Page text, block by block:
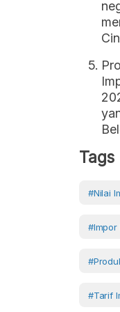
Tags
#Nilai
#impor
#tarif